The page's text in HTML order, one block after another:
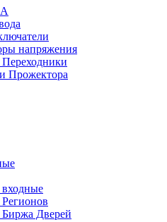
напряжения
Прожектора
Дверей